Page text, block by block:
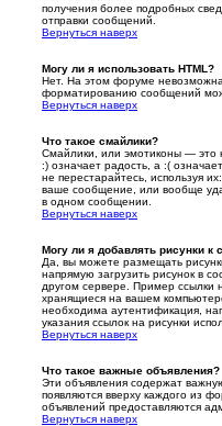
получения более подробных
отправки сообщений.
Вернуться наверх
Могу ли я использовать HTML?
Нет. На этом форуме
форматированию сообщений
Вернуться наверх
Что такое смайлики?
Смайлики, или эмотиконы — это
:) означает радость, а :(
не перестарайтесь, используя
ваше сообщение, или вообще
в одном сообщении.
Вернуться наверх
Могу ли я добавлять рисунки к
Да, вы можете размещать
напрямую загрузить рисунок в
другом сервере. Пример ссылки
хранящиеся на вашем
необходима аутентификация,
указания ссылок на рисунки
Вернуться наверх
Что такое важные объявления?
Эти объявления содержат
появляются вверху каждого из
объявлений предоставляются
Вернуться наверх